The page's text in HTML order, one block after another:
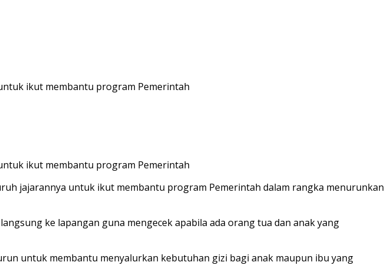
ikut membantu program Pemerintah
ikut membantu program Pemerintah
jajarannya untuk ikut membantu program Pemerintah dalam rangka menurunkan
ke lapangan guna mengecek apabila ada orang tua dan anak yang
untuk membantu menyalurkan kebutuhan gizi bagi anak maupun ibu yang